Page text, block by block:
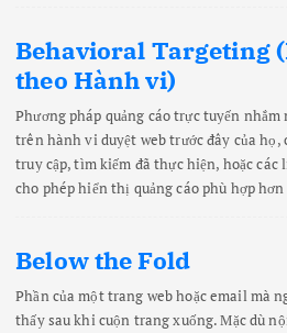
Behavioral Targeting
theo Hành vi)
Phương pháp quảng cáo trực tuyến
trên hành vi duyệt web trước đây của họ,
truy cập, tìm kiếm đã thực hiện, hoặc
cho phép hiển thị quảng cáo phù hợp
Below the Fold
Phần của một trang web hoặc email mà
thấy sau khi cuộn trang xuống. Mặc dù